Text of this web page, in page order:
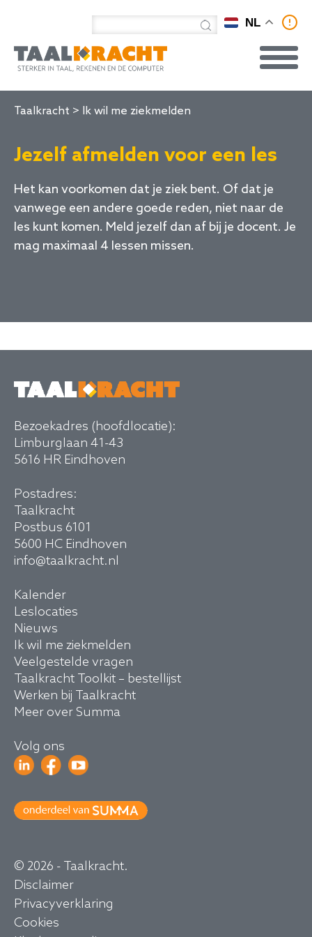
Zoeken naar: NL
Taalkracht > Ik wil me ziekmelden
Jezelf afmelden voor een les
Het kan voorkomen dat je ziek bent. Of dat je
vanwege een andere goede reden, niet naar de
les kunt komen. Meld jezelf dan af bij je docent. Je
mag maximaal 4 lessen missen.
Bezoekadres (hoofdlocatie):
Limburglaan 41-43
5616 HR Eindhoven
Postadres:
Taalkracht
Postbus 6101
5600 HC Eindhoven
info@taalkracht.nl
Kalender
Leslocaties
Nieuws
Ik wil me ziekmelden
Veelgestelde vragen
Taalkracht Toolkit – bestellijst
Werken bij Taalkracht
Meer over Summa
Volg ons
© 2026 - Taalkracht.
Disclaimer
Privacyverklaring
Cookies